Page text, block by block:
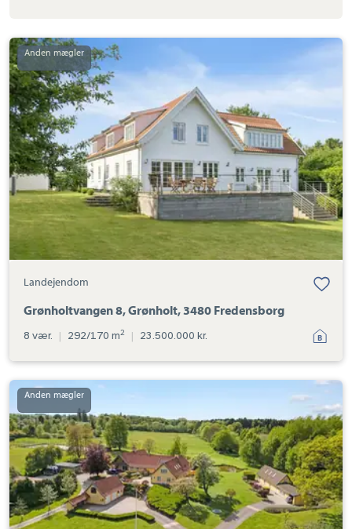
Landejendom:
Grønholtvangen
8,
Grønholt,
3480
Fredensborg
Landejendom
Grønholtvangen 8, Grønholt, 3480 Fredensborg
8 vær. | 292/170 m2 | 23.500.000 kr.
Landejendom:
12A,
Grønholt,
3480
Fredensborg